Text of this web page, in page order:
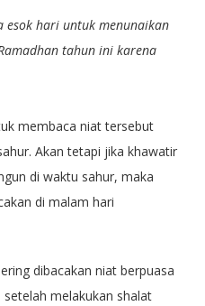
esok hari untuk menunaikan
tahun ini karena
membaca niat tersebut
Akan tetapi jika khawatir
di waktu sahur, maka
di malam hari
dibacakan niat berpuasa
melakukan shalat